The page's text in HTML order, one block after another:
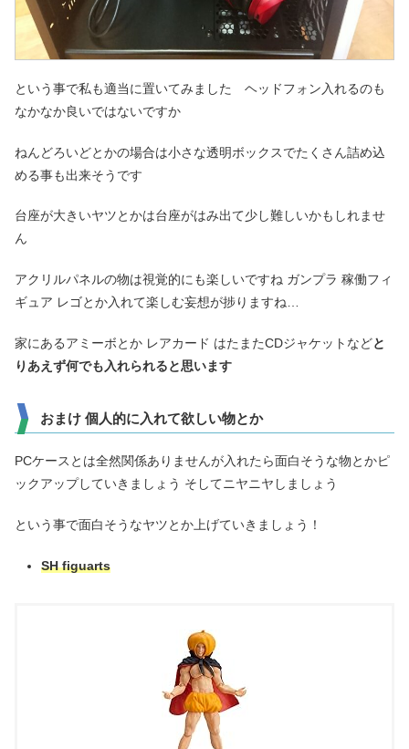
という事で私も適当に置いてみました ヘッドフォン入れるのも
なかなか良いではないですか
ねんどろいどとかの場合は小さな透明ボックスでたくさん詰め込
める事も出来そうです
台座が大きいヤツとかは台座がはみ出て少し難しいかもしれませ
ん
アクリルパネルの物は視覚的にも楽しいですね ガンプラ 稼働フィ
ギュア レゴとか入れて楽しむ妄想が捗りますね…
家にあるアミーボとか レアカード はたまたCDジャケットなどと
りあえず何でも入れられると思います
おまけ 個人的に入れて欲しい物とか
PCケースとは全然関係ありませんが入れたら面白そうな物とかピ
ックアップしていきましょう そしてニヤニヤしましょう
という事で面白そうなヤツとか上げていきましょう！
SH figuarts